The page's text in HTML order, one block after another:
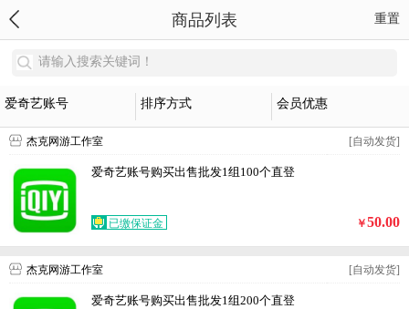
商品列表 重置
请输入搜索关键词！
爱奇艺账号 排序方式 会员优惠
杰克网游工作室 [自动发货]
爱奇艺账号购买出售批发1组100个直登
已缴保证金 ￥50.00
杰克网游工作室 [自动发货]
爱奇艺账号购买出售批发1组200个直登